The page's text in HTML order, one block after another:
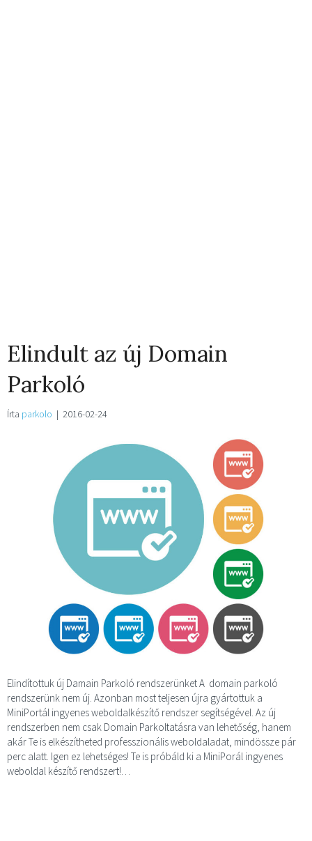
Elindult az új Domain
Parkoló
Írta parkolo | 2016-02-24
Elindítottuk új Damain Parkoló rendszerünket A domain parkoló
rendszerünk nem új. Azonban most teljesen újra gyártottuk a
MiniPortál ingyenes weboldalkészítő rendszer segítségével. Az új
rendszerben nem csak Domain Parkoltatásra van lehetőség, hanem
akár Te is elkészítheted professzionális weboldaladat, mindössze pár
perc alatt. Igen ez lehetséges! Te is próbáld ki a MiniPorál ingyenes
weboldal készítő rendszert!…